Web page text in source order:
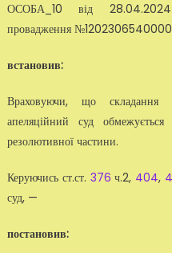
ОСОБА_10 від 28.04.2024
провадження
встановив:
Враховуючи, що складання
апеляційний суд
резолютивної частини.
Керуючись ст.ст. 376 ч.2, 404,
суд, —
постановив: